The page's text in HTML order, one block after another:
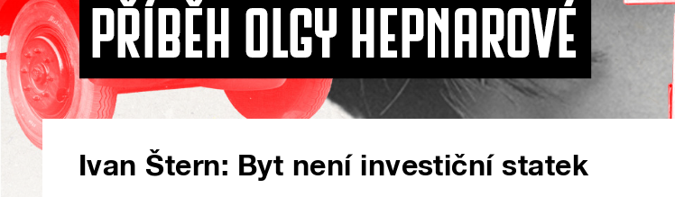
Ivan Štern: Byt není investiční statek